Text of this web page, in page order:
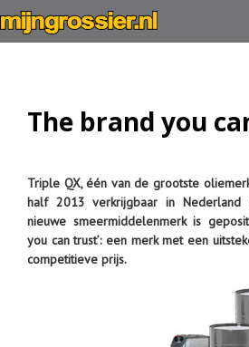
The brand you
Triple QX, één van de grootste
half 2013 verkrijgbaar in Nederland
nieuwe smeermiddelenmerk is
you can trust’: een merk met een
competitieve prijs.